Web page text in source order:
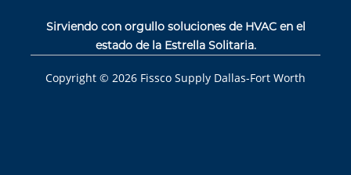
Sirviendo con orgullo soluciones de HVAC en el
estado de la Estrella Solitaria.
Copyright © 2026 Fissco Supply Dallas-Fort Worth